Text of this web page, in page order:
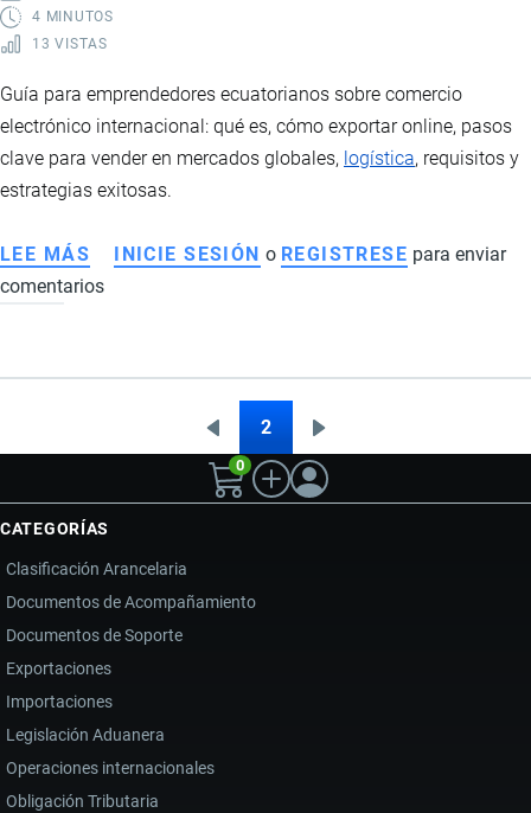
4 MINUTOS
13 VISTAS
Guía para emprendedores ecuatorianos sobre comercio
electrónico internacional: qué es, cómo exportar online, pasos
clave para vender en mercados globales, logística, requisitos y
estrategias exitosas.
LEE MÁS SOBRE
COMERCIO
DESDE
EN
MERCADOS
GLOBALES
INICIE SESIÓN o REGISTRESE para enviar
comentarios
Página
anterior
2
página
0
CATEGORÍAS
Clasificación Arancelaria
Documentos de Acompañamiento
Documentos de Soporte
Exportaciones
Importaciones
Legislación Aduanera
Operaciones internacionales
Obligación Tributaria